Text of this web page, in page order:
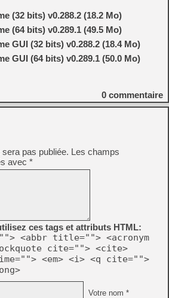
(32 bits) v0.288.2 (18.2 Mo)
(64 bits) v0.289.1 (49.5 Mo)
GUI (32 bits) v0.288.2 (18.4 Mo)
GUI (64 bits) v0.289.1 (50.0 Mo)
0 commentaire
pas publiée. Les champs
avec *
ces tags et attributs HTML:
<abbr title=""> <acronym
cite=""> <cite>
<em> <i> <q cite="">
Votre nom *